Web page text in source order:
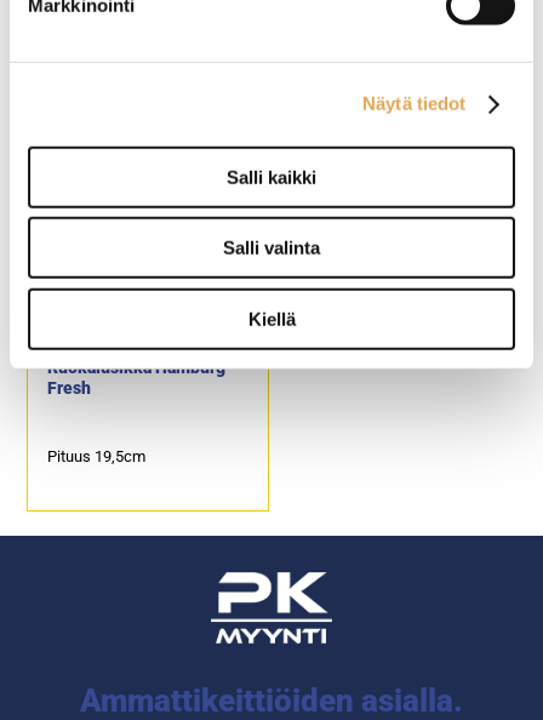
Markkinointi
Näytä tiedot
Salli kaikki
Salli valinta
Kiellä
Pituus 14,5cm Pituus 13,5cm
Ruokalusikka Hamburg
Fresh
Pituus 19,5cm
Ammattikeittiöiden asialla.